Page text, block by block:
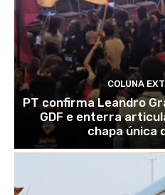
COLUNA
PT confirma Leandro
GDF e enterra
chapa única